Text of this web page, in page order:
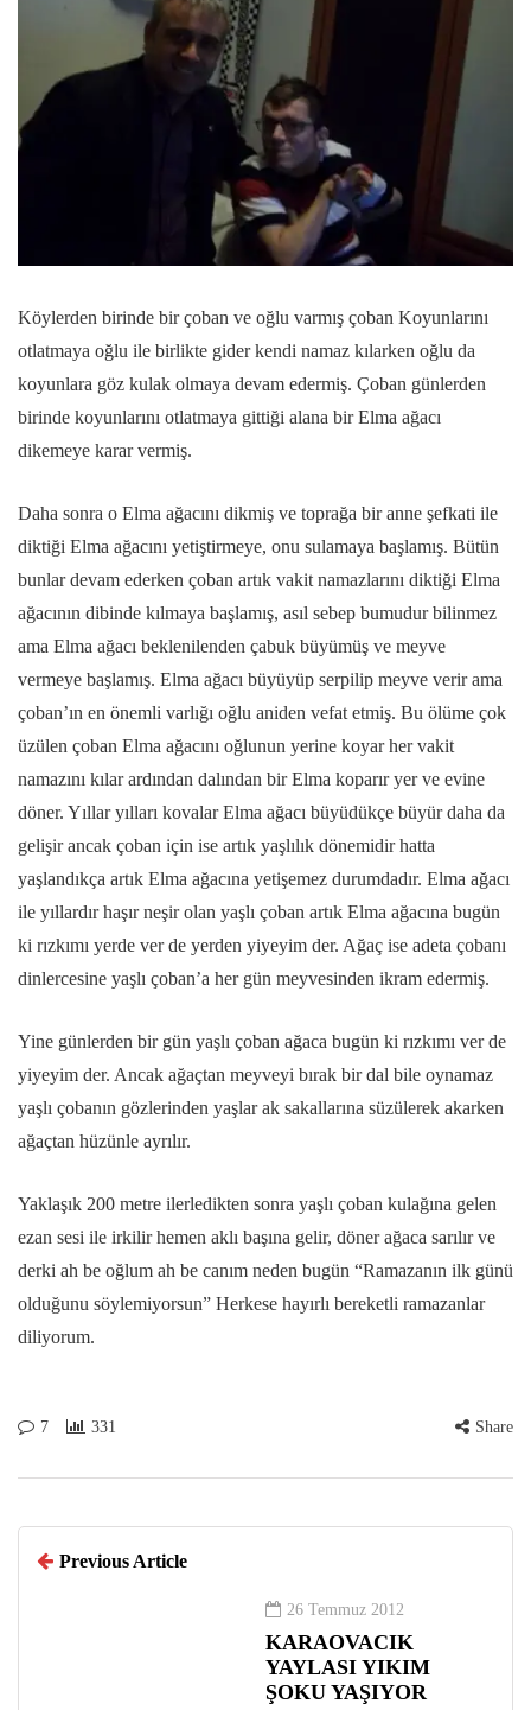
Köylerden birinde bir çoban ve oğlu varmış çoban Koyunlarını
otlatmaya oğlu ile birlikte gider kendi namaz kılarken oğlu da
koyunlara göz kulak olmaya devam edermiş. Çoban günlerden
birinde koyunlarını otlatmaya gittiği alana bir Elma ağacı
dikemeye karar vermiş.
Daha sonra o Elma ağacını dikmiş ve toprağa bir anne şefkati ile
diktiği Elma ağacını yetiştirmeye, onu sulamaya başlamış. Bütün
bunlar devam ederken çoban artık vakit namazlarını diktiği Elma
ağacının dibinde kılmaya başlamış, asıl sebep bumudur bilinmez
ama Elma ağacı beklenilenden çabuk büyümüş ve meyve
vermeye başlamış. Elma ağacı büyüyüp serpilip meyve verir ama
çoban’ın en önemli varlığı oğlu aniden vefat etmiş. Bu ölüme çok
üzülen çoban Elma ağacını oğlunun yerine koyar her vakit
namazını kılar ardından dalından bir Elma koparır yer ve evine
döner. Yıllar yılları kovalar Elma ağacı büyüdükçe büyür daha da
gelişir ancak çoban için ise artık yaşlılık dönemidir hatta
yaşlandıkça artık Elma ağacına yetişemez durumdadır. Elma ağacı
ile yıllardır haşır neşir olan yaşlı çoban artık Elma ağacına bugün
ki rızkımı yerde ver de yerden yiyeyim der. Ağaç ise adeta çobanı
dinlercesine yaşlı çoban’a her gün meyvesinden ikram edermiş.
Yine günlerden bir gün yaşlı çoban ağaca bugün ki rızkımı ver de
yiyeyim der. Ancak ağaçtan meyveyi bırak bir dal bile oynamaz
yaşlı çobanın gözlerinden yaşlar ak sakallarına süzülerek akarken
ağaçtan hüzünle ayrılır.
Yaklaşık 200 metre ilerledikten sonra yaşlı çoban kulağına gelen
ezan sesi ile irkilir hemen aklı başına gelir, döner ağaca sarılır ve
derki ah be oğlum ah be canım neden bugün “Ramazanın ilk günü
olduğunu söylemiyorsun” Herkese hayırlı bereketli ramazanlar
diliyorum.
7 331 Share
Previous Article
26 Temmuz 2012
KARAOVACIK
YAYLASI YIKIM
ŞOKU YAŞIYOR